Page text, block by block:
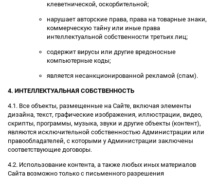
клеветнической, оскорбительной;
нарушает авторские права, права на товарные знаки,
коммерческую тайну или иные права
интеллектуальной собственности третьих лиц;
содержит вирусы или другие вредоносные
компьютерные коды;
является несанкционированной рекламой (спам).
4. ИНТЕЛЛЕКТУАЛЬНАЯ СОБСТВЕННОСТЬ
4.1. Все объекты, размещенные на Сайте, включая элементы
дизайна, текст, графические изображения, иллюстрации, видео,
скрипты, программы, музыка, звуки и другие объекты (контент),
являются исключительной собственностью Администрации или
правообладателей, с которыми у Администрации заключены
соответствующие договоры.
4.2. Использование контента, а также любых иных материалов
Сайта возможно только с письменного разрешения